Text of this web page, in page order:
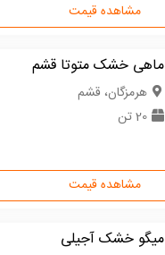
مشاهده قیمت
ماهی خشک متوتا قشم
هرمزگان، قشم
20 تن
مشاهده قیمت
میگو خشک آجیلی